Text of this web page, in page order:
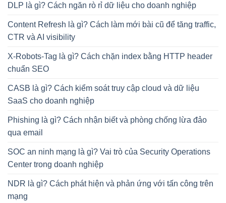
DLP là gì? Cách ngăn rò rỉ dữ liệu cho doanh nghiệp
Content Refresh là gì? Cách làm mới bài cũ để tăng traffic,
CTR và AI visibility
X-Robots-Tag là gì? Cách chặn index bằng HTTP header
chuẩn SEO
CASB là gì? Cách kiểm soát truy cập cloud và dữ liệu
SaaS cho doanh nghiệp
Phishing là gì? Cách nhận biết và phòng chống lừa đảo
qua email
SOC an ninh mạng là gì? Vai trò của Security Operations
Center trong doanh nghiệp
NDR là gì? Cách phát hiện và phản ứng với tấn công trên
mạng